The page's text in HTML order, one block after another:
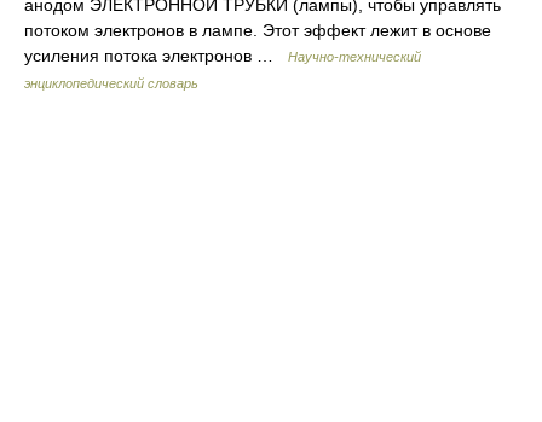
анодом ЭЛЕКТРОННОЙ ТРУБКИ (лампы), чтобы управлять
потоком электронов в лампе. Этот эффект лежит в основе
усиления потока электронов …
Научно-технический
энциклопедический словарь